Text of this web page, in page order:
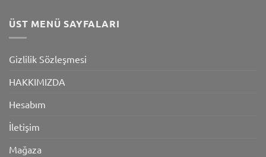
ÜST MENÜ SAYFALARI
Gizlilik Sözleşmesi
HAKKIMIZDA
Hesabım
İletişim
Mağaza